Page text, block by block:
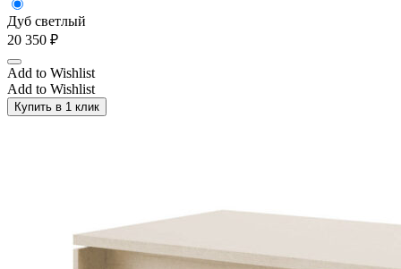
Дуб светлый
20 350 ₽
Add to Wishlist
Add to Wishlist
Купить в 1 клик